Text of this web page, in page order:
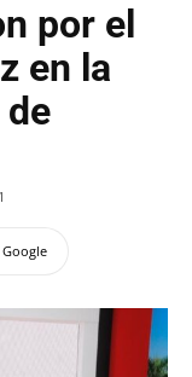
por el
en la